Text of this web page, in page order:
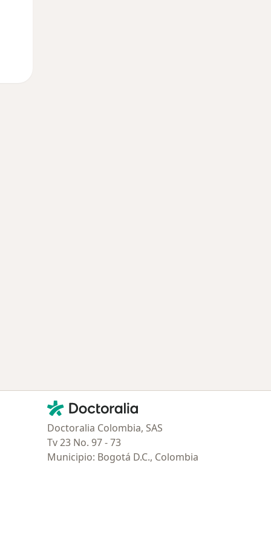
Contacto
Doctoralia - Página de inicio
Doctoralia Colombia, SAS
Tv 23 No. 97 - 73
Municipio: Bogotá D.C., Colombia